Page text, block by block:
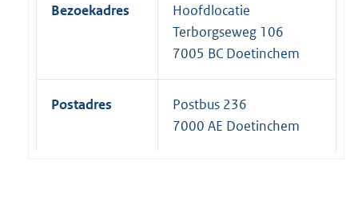
Bezoekadres
Hoofdlocatie
Terborgseweg 106
7005 BC Doetinchem
Postadres
Postbus 236
7000 AE Doetinchem